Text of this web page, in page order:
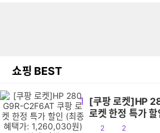
쇼핑 BEST
1 [쿠팡 로켓]HP
로켓 한정 특가
1,260,030원) 행
공
2
댓
2